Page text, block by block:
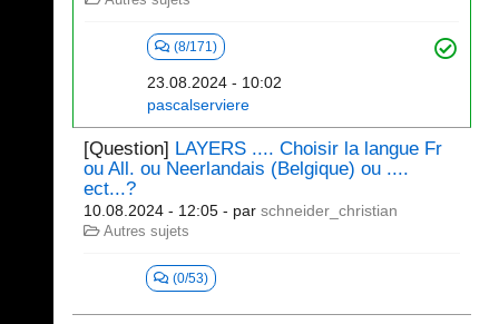
(8/171)
23.08.2024 - 10:02
pascalserviere
[Question] LAYERS .... Choisir la langue Fr
ou All. ou Neerlandais (Belgique) ou ....
ect...?
10.08.2024 - 12:05 - par schneider_christian
Autres sujets
(0/53)